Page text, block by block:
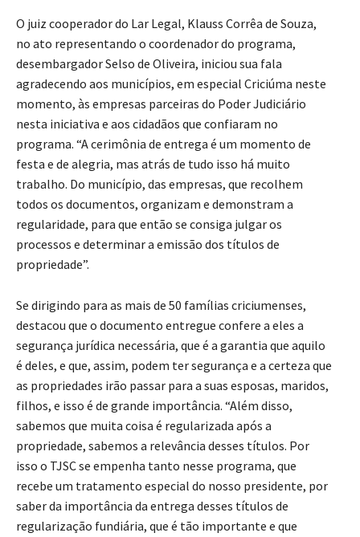
O juiz cooperador do Lar Legal, Klauss Corrêa de Souza,
no ato representando o coordenador do programa,
desembargador Selso de Oliveira, iniciou sua fala
agradecendo aos municípios, em especial Criciúma neste
momento, às empresas parceiras do Poder Judiciário
nesta iniciativa e aos cidadãos que confiaram no
programa. “A cerimônia de entrega é um momento de
festa e de alegria, mas atrás de tudo isso há muito
trabalho. Do município, das empresas, que recolhem
todos os documentos, organizam e demonstram a
regularidade, para que então se consiga julgar os
processos e determinar a emissão dos títulos de
propriedade”.
Se dirigindo para as mais de 50 famílias criciumenses,
destacou que o documento entregue confere a eles a
segurança jurídica necessária, que é a garantia que aquilo
é deles, e que, assim, podem ter segurança e a certeza que
as propriedades irão passar para a suas esposas, maridos,
filhos, e isso é de grande importância. “Além disso,
sabemos que muita coisa é regularizada após a
propriedade, sabemos a relevância desses títulos. Por
isso o TJSC se empenha tanto nesse programa, que
recebe um tratamento especial do nosso presidente, por
saber da importância da entrega desses títulos de
regularização fundiária, que é tão importante e que